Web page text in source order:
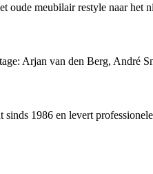
oude meubilair restyle naar het
Arjan van den Berg, André
sinds 1986 en levert